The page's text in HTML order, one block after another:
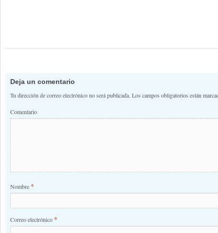
Deja un comentario
Tu dirección de correo electrónico no será publicada. Los campos obligatorios están
Comentario
Nombre *
Correo electrónico *